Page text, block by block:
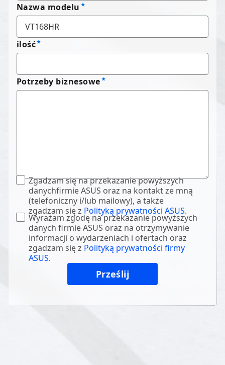
Nazwa modelu
ilość
Potrzeby biznesowe
Zgadzam się na przekazanie powyższych
danychfirmie ASUS oraz na kontakt ze mną
(telefoniczny i/lub mailowy), a także
zgadzam się z Polityką prywatności ASUS.
Wyrażam zgodę na przekazanie powyższych
danych firmie ASUS oraz na otrzymywanie
informacji o wydarzeniach i ofertach oraz
zgadzam się z Polityką prywatności firmy
ASUS.